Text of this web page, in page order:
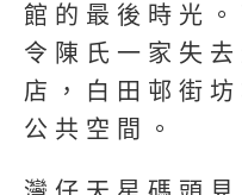
館的最後時光
令陳氏一家失
店，白田邨街
公共空間。